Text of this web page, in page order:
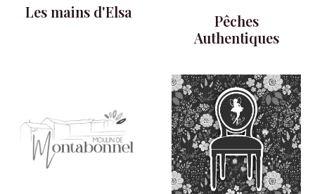
Les mains d'Elsa
Pêches
Authentiques